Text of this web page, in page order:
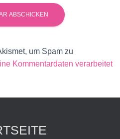
um Spam zu
Kommentardaten verarbeitet